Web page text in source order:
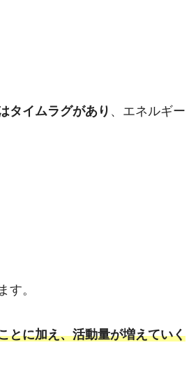
タイムラグがあり 、エネルギー
す。
とに加え、活動量が増えていく